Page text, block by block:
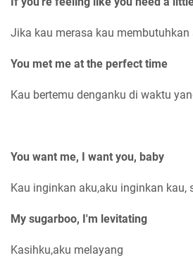
Jika kau merasa kau
You met me at the perfect time
Kau bertemu denganku di waktu
You want me, I want you, baby
Kau inginkan aku,aku inginkan kau,
My sugarboo, I'm levitating
Kasihku,aku melayang